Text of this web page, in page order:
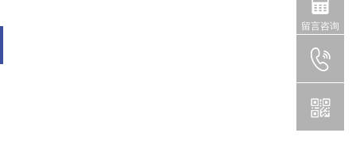
留言咨询